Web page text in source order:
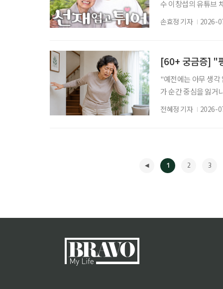
수 이창섭의 유튜브
은 “이창섭 권력 인
향한 대중의 호감에
손효정 기자 2026-
[60+ 궁금증] "
"예전에는 아무 생각
가 순간 중심을 잃거
흔히 나타나는 변
사실 다기 근육만
전혜정 기자 2026-
1 2 3